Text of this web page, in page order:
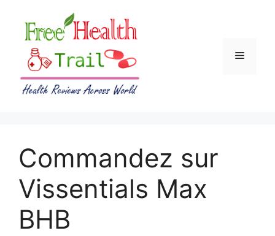
content
Menu
Commandez sur
Vissentials Max
BHB